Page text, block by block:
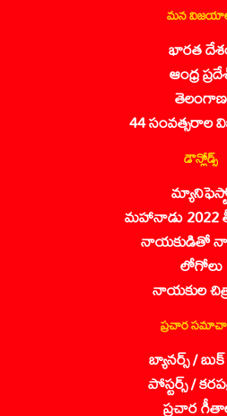
మన
భారత
ఆంధ్ర
తెలంగాణ
44 సంవత్సరాల
డౌన్లోడ్స్
మహానాడు 2022
నాయకుడితో నా
లోగోలు
నాయకుల
ప్రచార
బ్యానర్స్ /
పోస్టర్స్ /
ప్రచార